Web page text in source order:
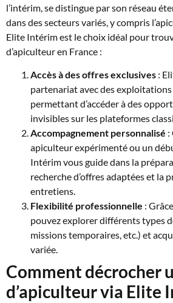
l’intérim, se distingue par son réseau
dans des secteurs variés, y compris
Elite Intérim est le choix idéal pour
d’apiculteur en France :
Accès à des offres exclusives :
partenariat avec des exploitations
permettant d’accéder à des
invisibles sur les plateformes
Accompagnement personnalisé :
apiculteur expérimenté ou un
Intérim vous guide dans la
recherche d’offres adaptées et la
entretiens.
Flexibilité professionnelle :
pouvez explorer différents types
missions temporaires, etc.) et
variée.
Comment décrocher
d’apiculteur via Elite